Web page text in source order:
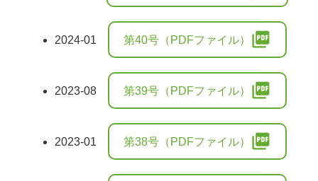
2024-01 第40号（PDFファイル） picture_as_pdf
2023-08 第39号（PDFファイル） picture_as_pdf
2023-01 第38号（PDFファイル） picture_as_pdf